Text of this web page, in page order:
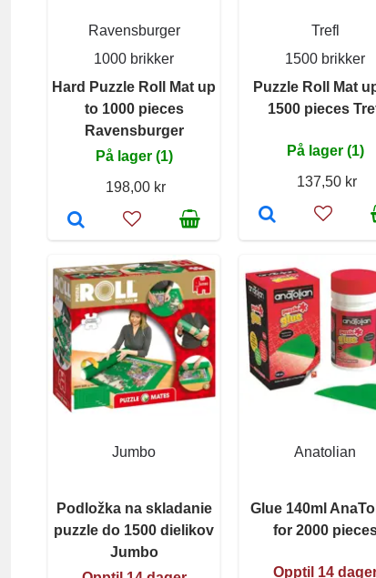
Ravensburger
1000 brikker
Hard Puzzle Roll Mat up
to 1000 pieces
Ravensburger
På lager (1)
198,00 kr
Trefl
1500 brikker
Puzzle Roll Mat
1500 pieces
På lager (1)
137,50 kr
Jumbo
Podložka na skladanie
puzzle do 1500 dielikov
Jumbo
Anatolian
Glue 140ml
for 2000
Opptil 14